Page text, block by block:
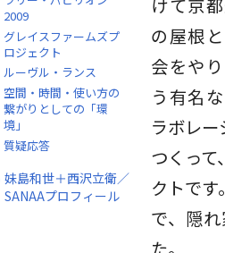
2009
グレイスファームズプ
ロジェクト
ルーヴル・ランス
空間・時間・使い方の
繋がりとしての「環
境」
質疑応答
妹島和世＋西沢立衛／
SANAAプロフィール
けて京
の屋根
会をや
う有名
ラボレ
つくっ
クトで
で、隠